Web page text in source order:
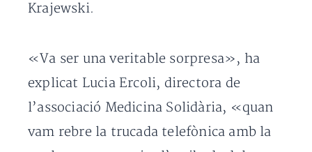
Krajewski.
«Va ser una veritable sorpresa», ha
explicat Lucia Ercoli, directora de
l’associació Medicina Solidària, «quan
vam rebre la trucada telefònica amb la